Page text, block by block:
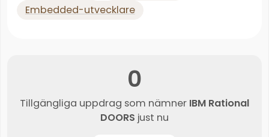
Embedded-utvecklare
0
Tillgängliga uppdrag som nämner IBM Rational
DOORS just nu